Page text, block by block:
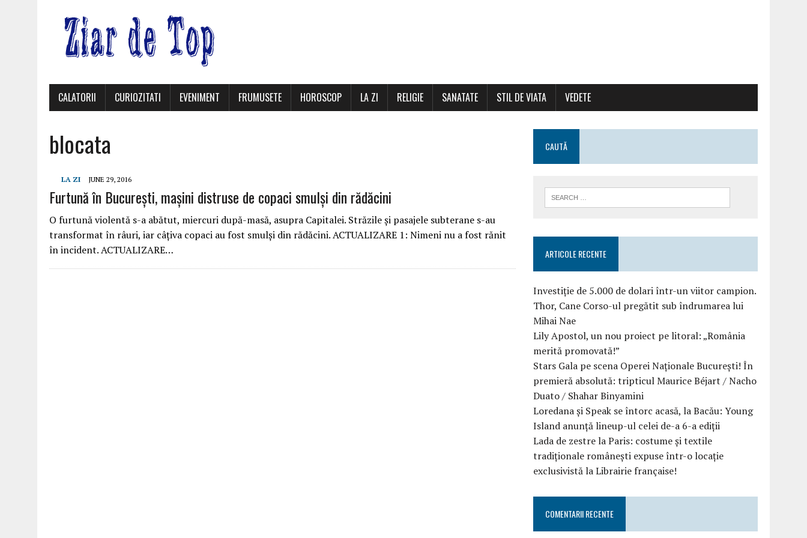
CALATORII CURIOZITATI EVENIMENT FRUMUSETE HOROSCOP LA ZI RELIGIE SANATATE STIL DE VIATA VEDETE
blocata
LA ZI JUNE 29, 2016
Furtună în București, mașini distruse de copaci smulși din rădăcini
O furtună violentă s-a abătut, miercuri după-masă, asupra Capitalei. Străzile și pasajele subterane s-au
transformat în râuri, iar câțiva copaci au fost smulși din rădăcini. ACTUALIZARE 1: Nimeni nu a fost rănit
în incident. ACTUALIZARE…
CAUTĂ
ARTICOLE RECENTE
Investiție de 5.000 de dolari într-un viitor campion.
Thor, Cane Corso-ul pregătit sub îndrumarea lui
Mihai Nae
Lily Apostol, un nou proiect pe litoral: „România
merită promovată!”
Stars Gala pe scena Operei Naționale București! În
premieră absolută: tripticul Maurice Béjart / Nacho
Duato / Shahar Binyamini
Loredana și Speak se întorc acasă, la Bacău: Young
Island anunță lineup-ul celei de-a 6-a ediții
Lada de zestre la Paris: costume și textile
tradiționale românești expuse într-o locație
exclusivistă la Librairie française!
COMENTARII RECENTE